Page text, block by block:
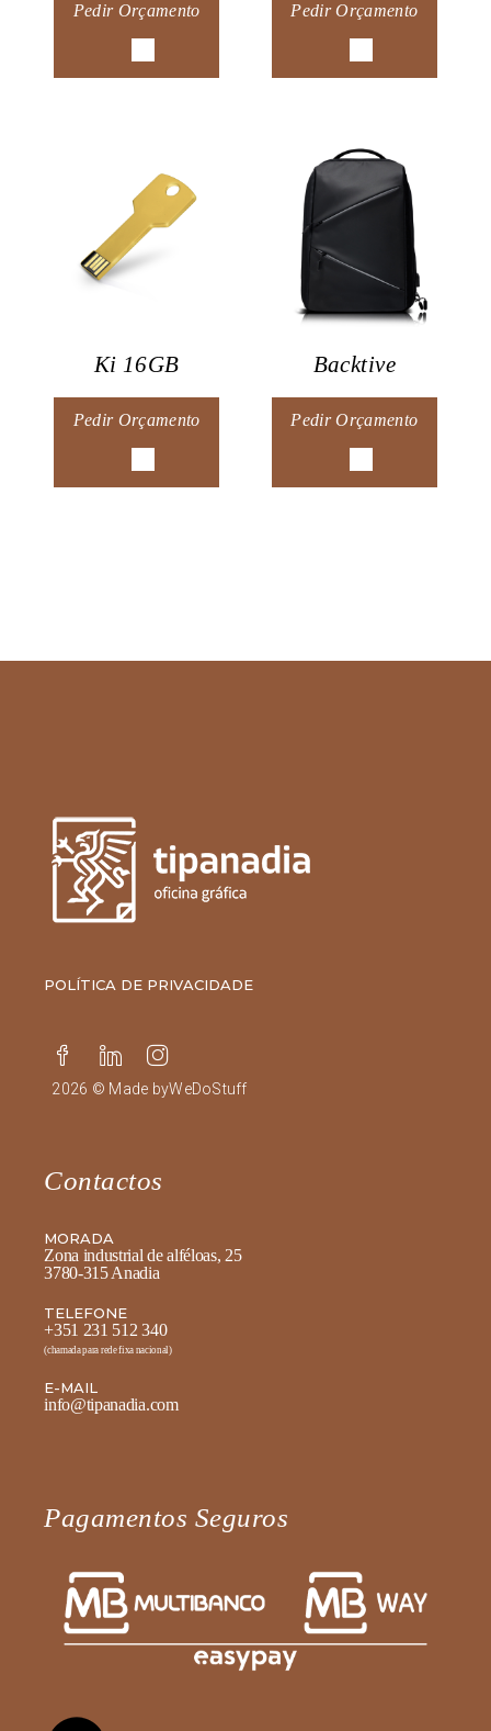
Pedir Orçamento Pedir Orçamento
Ki 16GB
Pedir Orçamento
Backtive
Pedir Orçamento
POLÍTICA DE PRIVACIDADE
2026 © Made byWeDoStuff
Contactos
MORADA
Zona industrial de alféloas, 25
3780-315 Anadia
TELEFONE
+351 231 512 340
(chamada para rede fixa nacional)
E-MAIL
info@tipanadia.com
Pagamentos Seguros